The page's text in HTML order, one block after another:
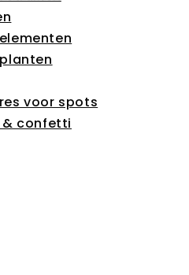
voor spots
confetti